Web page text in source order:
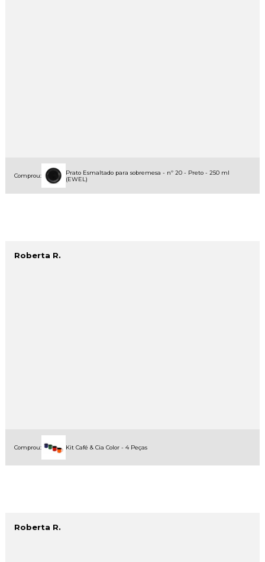
Comprou:
Prato Esmaltado para sobremesa - nº 20 - Preto - 250 ml
(EWEL)
Roberta R.
Comprou: Kit Café & Cia Color - 4 Peças
Roberta R.